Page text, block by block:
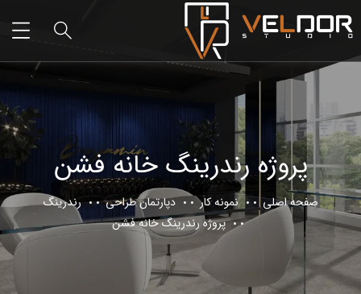
پروژه رندرینگ خانه فشن
صفحه اصلی نمونه کار دپارتمان طراحی
رندرینگ
پروژه رندرینگ خانه فشن